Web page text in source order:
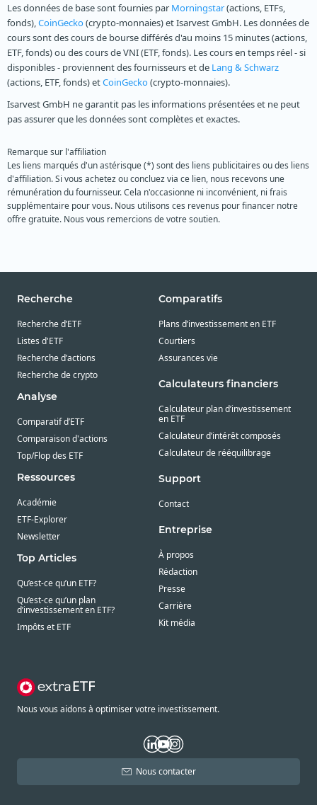
Les données de base sont fournies par Morningstar(actions, ETFs,
fonds),CoinGecko(crypto-monnaies) et Isarvest GmbH. Les données de
cours sont des cours de bourse différés d'au moins 15 minutes (actions,
ETF, fonds) ou des cours de VNI (ETF, fonds). Les cours en temps réel - si
disponibles - proviennent des fournisseurs et de Lang & Schwarz
(actions, ETF, fonds) etCoinGecko(crypto-monnaies).
Isarvest GmbH ne garantit pas les informations présentées et ne peut
pas assurer que les données sont complètes et exactes.
Remarque sur l'affiliation
Les liens marqués d'un astérisque (*) sont des liens publicitaires ou des liens
d'affiliation. Si vous achetez ou concluez via ce lien, nous recevons une
rémunération du fournisseur. Cela n'occasionne ni inconvénient, ni frais
supplémentaire pour vous. Nous utilisons ces revenus pour financer notre
offre gratuite. Nous vous remercions de votre soutien.
Recherche
Recherche d’ETF
Listes d'ETF
Recherche d’actions
Recherche de crypto
Analyse
Comparatif d’ETF
Comparaison d'actions
Top/Flop des ETF
Ressources
Académie
ETF-Explorer
Newsletter
Top Articles
Qu’est-ce qu’un ETF?
Qu’est-ce qu’un plan
d’investissement en ETF?
Impôts et ETF
Comparatifs
Plans d’investissement en ETF
Courtiers
Assurances vie
Calculateurs financiers
Calculateur plan d’investissement
en ETF
Calculateur d’intérêt composés
Calculateur de rééquilibrage
Support
Contact
Entreprise
À propos
Rédaction
Presse
Carrière
Kit média
Nous vous aidons à optimiser votre investissement.
Nous contacter